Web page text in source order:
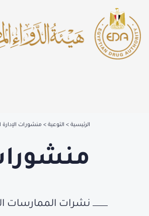
الرئيسية التوعية منشورات الإدارة
نشرات الممارسات